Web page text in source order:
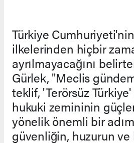
Türkiye
ilkelerinden hiçbir
ayrılmayacağını
Gürlek, "Meclis
teklif, 'Terörsüz
hukuki zemininin
yönelik önemli bir
güvenliğin, huzurun